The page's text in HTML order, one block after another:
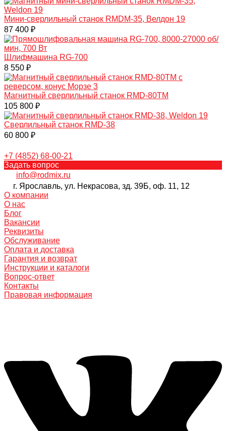
Мини-сверлильный станок RMDM-35, Велдон 19
87 400 ₽
Шлифмашина RG-700
8 550 ₽
Магнитный сверлильный станок RMD-80TM
105 800 ₽
Сверлильный станок RMD-38
60 800 ₽
+7 (4852) 68-00-21
Задать вопрос
info@rodmix.ru
г. Ярославль, ул. Некрасова, зд. 39Б, оф. 11, 12
О компании
О нас
Блог
Вакансии
Реквизиты
Обслуживание
Оплата и доставка
Гарантия и возврат
Инструкции и каталоги
Вопрос-ответ
Контакты
Правовая информация